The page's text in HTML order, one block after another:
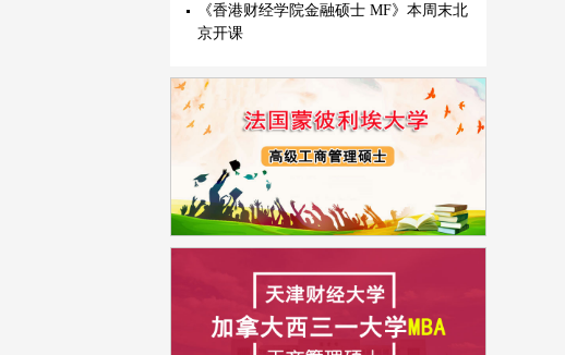
《香港财经学院金融硕士 MF》本周末北
京开课